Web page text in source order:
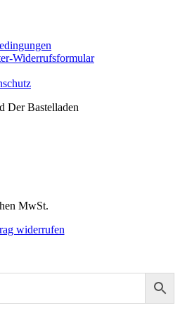
Widerrufsformular
Der Bastelladen
MwSt.
widerrufen